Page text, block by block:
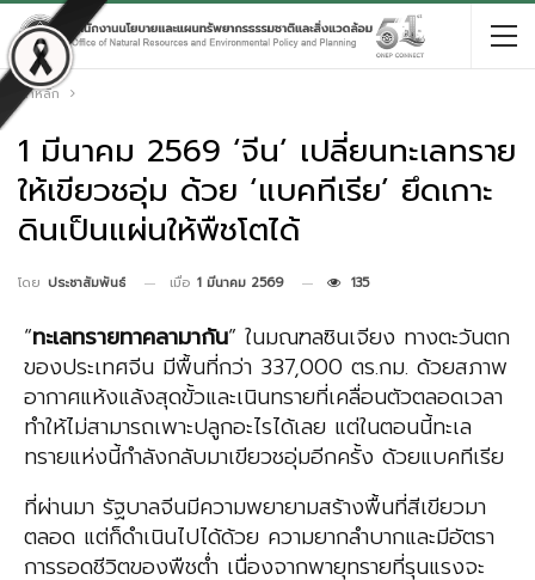
หน้าหลัก
1 มีนาคม 2569 ‘จีน’ เปลี่ยนทะเลทราย
ให้เขียวชอุ่ม ด้วย ‘แบคทีเรีย’ ยึดเกาะ
ดินเป็นแผ่นให้พืชโตได้
โดย ประชาสัมพันธ์ เมื่อ 1 มีนาคม 2569 135
“ทะเลทรายทาคลามากัน” ในมณฑลซินเจียง ทางตะวันตก
ของประเทศจีน มีพื้นที่กว่า 337,000 ตร.กม. ด้วยสภาพ
อากาศแห้งแล้งสุดขั้วและเนินทรายที่เคลื่อนตัวตลอดเวลา
ทำให้ไม่สามารถเพาะปลูกอะไรได้เลย แต่ในตอนนี้ทะเล
ทรายแห่งนี้กำลังกลับมาเขียวชอุ่มอีกครั้ง ด้วยแบคทีเรีย
ที่ผ่านมา รัฐบาลจีนมีความพยายามสร้างพื้นที่สีเขียวมา
ตลอด แต่ก็ดำเนินไปได้ด้วย ความยากลำบากและมีอัตรา
การรอดชีวิตของพืชต่ำ เนื่องจากพายุทรายที่รุนแรงจะ